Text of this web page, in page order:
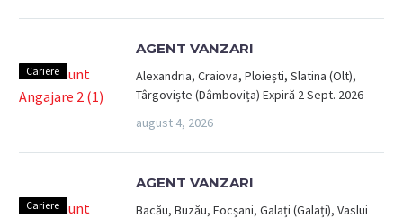
Cariere
AGENT VANZARI
Alexandria, Craiova, Ploiești, Slatina (Olt),
Târgoviște (Dâmbovița) Expiră 2 Sept. 2026
august 4, 2026
Cariere
AGENT VANZARI
Bacău, Buzău, Focșani, Galați (Galați), Vaslui